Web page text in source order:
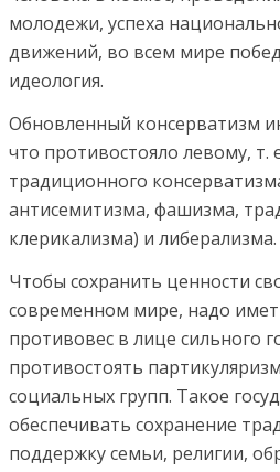
молодежи, успеха
движений, во всем мире
идеология.
Обновленный консерватизм
что противостояло левому, т.
традиционного
антисемитизма, фашизма,
клерикализма) и либерализма.
Чтобы сохранить ценности
современном мире, надо
противовес в лице сильного
противостоять
социальных групп. Такое
обеспечивать сохранение
поддержку семьи, религии,